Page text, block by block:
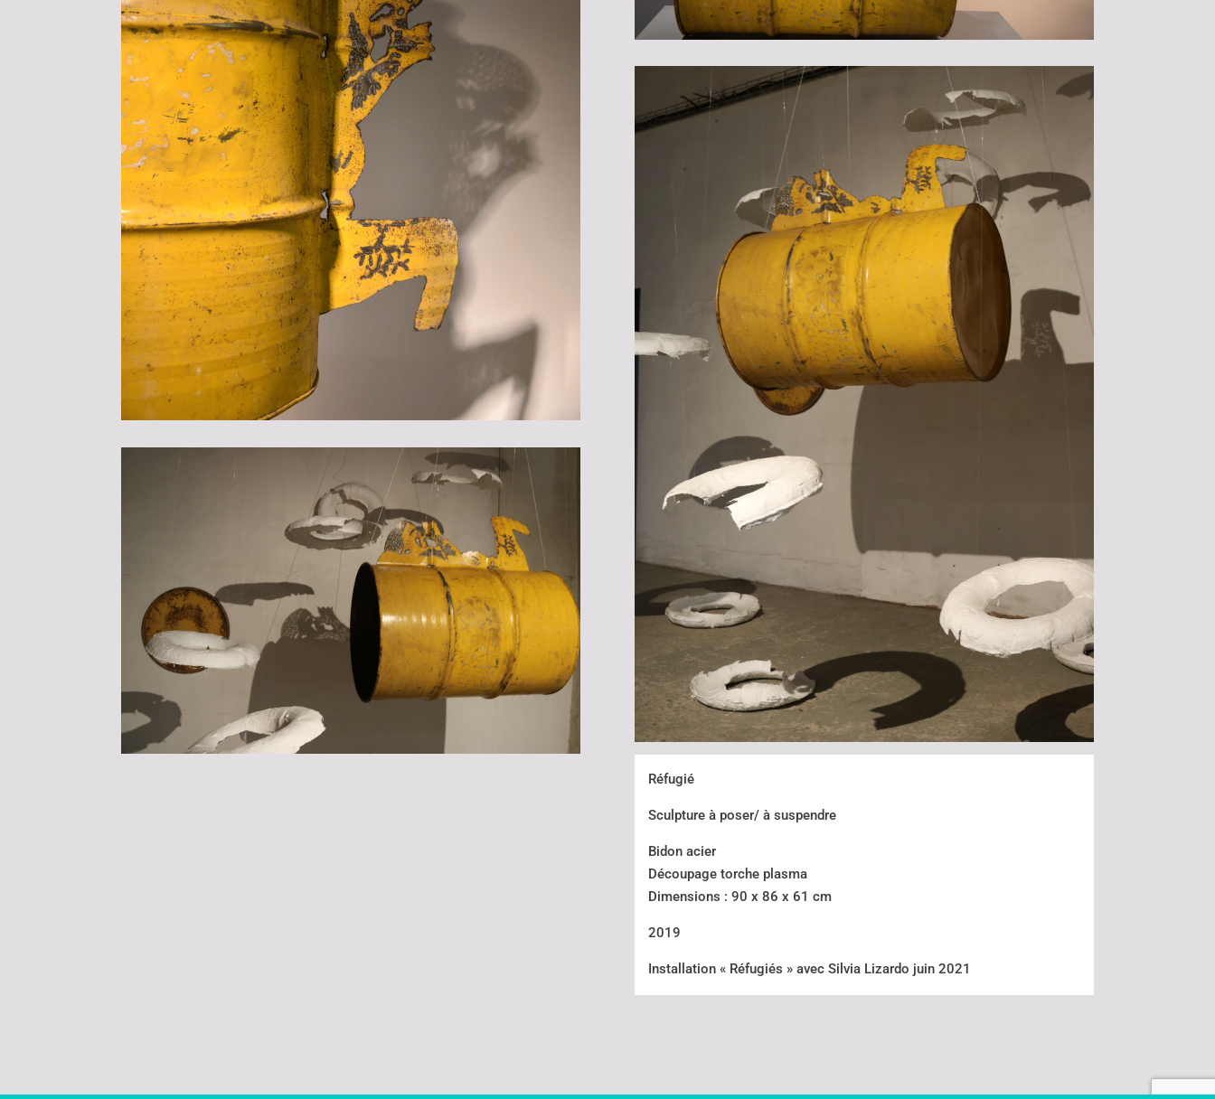
Réfugié
Sculpture à poser/ à suspendre
Bidon acier
Découpage torche plasma
Dimensions : 90 x 86 x 61 cm
2019
Installation « Réfugiés » avec Silvia Lizardo juin 2021